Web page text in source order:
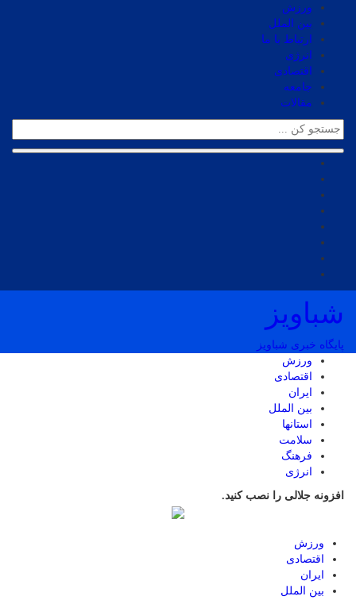
ورزش
بین الملل
ارتباط با ما
انرژی
اقتصادی
جامعه
مقالات
شباویز
پایگاه خبری شباویز
ورزش
اقتصادی
ایران
بین الملل
استانها
سلامت
فرهنگ
انرژی
افزونه جلالی را نصب کنید.
ورزش
اقتصادی
ایران
بین الملل